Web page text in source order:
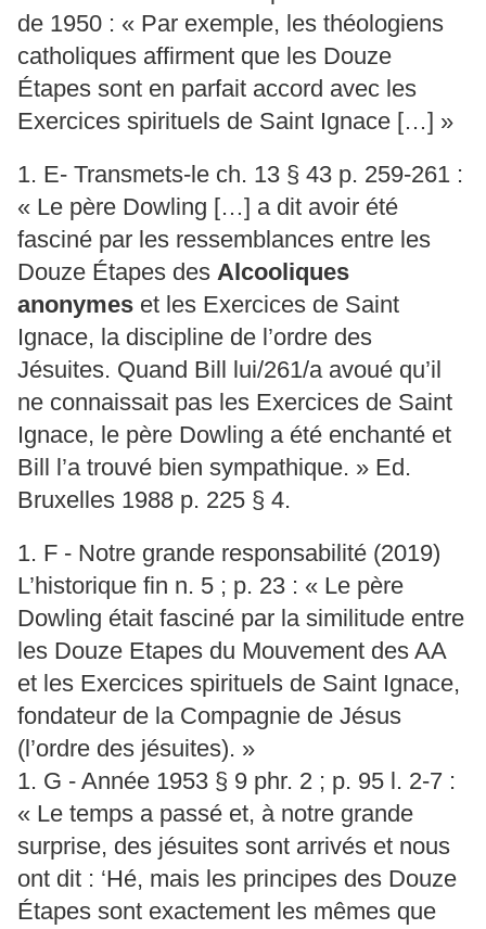
de 1950 : « Par exemple, les théologiens
catholiques affirment que les Douze
Étapes sont en parfait accord avec les
Exercices spirituels de Saint Ignace […] »
1. E- Transmets-le ch. 13 § 43 p. 259-261 :
« Le père Dowling […] a dit avoir été
fasciné par les ressemblances entre les
Douze Étapes des Alcooliques
anonymes et les Exercices de Saint
Ignace, la discipline de l’ordre des
Jésuites. Quand Bill lui/261/a avoué qu’il
ne connaissait pas les Exercices de Saint
Ignace, le père Dowling a été enchanté et
Bill l’a trouvé bien sympathique. » Ed.
Bruxelles 1988 p. 225 § 4.
1. F - Notre grande responsabilité (2019)
L’historique fin n. 5 ; p. 23 : « Le père
Dowling était fasciné par la similitude entre
les Douze Etapes du Mouvement des AA
et les Exercices spirituels de Saint Ignace,
fondateur de la Compagnie de Jésus
(l’ordre des jésuites). »
1. G - Année 1953 § 9 phr. 2 ; p. 95 l. 2-7 :
« Le temps a passé et, à notre grande
surprise, des jésuites sont arrivés et nous
ont dit : ‘Hé, mais les principes des Douze
Étapes sont exactement les mêmes que